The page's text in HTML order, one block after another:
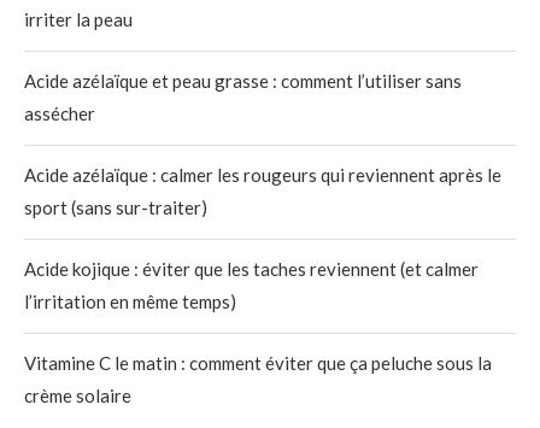
irriter la peau
Acide azélaïque et peau grasse : comment l’utiliser sans
assécher
Acide azélaïque : calmer les rougeurs qui reviennent après le
sport (sans sur-traiter)
Acide kojique : éviter que les taches reviennent (et calmer
l’irritation en même temps)
Vitamine C le matin : comment éviter que ça peluche sous la
crème solaire